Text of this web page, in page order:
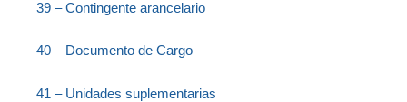
39 – Contingente arancelario
40 – Documento de Cargo
41 – Unidades suplementarias